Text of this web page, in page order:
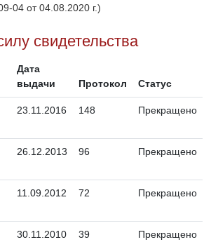
04 от 04.08.2020 г.)
свидетельства
Дата
выдачи
Протокол Статус
23.11.2016 148 Прекращено
26.12.2013 96 Прекращено
11.09.2012 72 Прекращено
30.11.2010 39 Прекращено